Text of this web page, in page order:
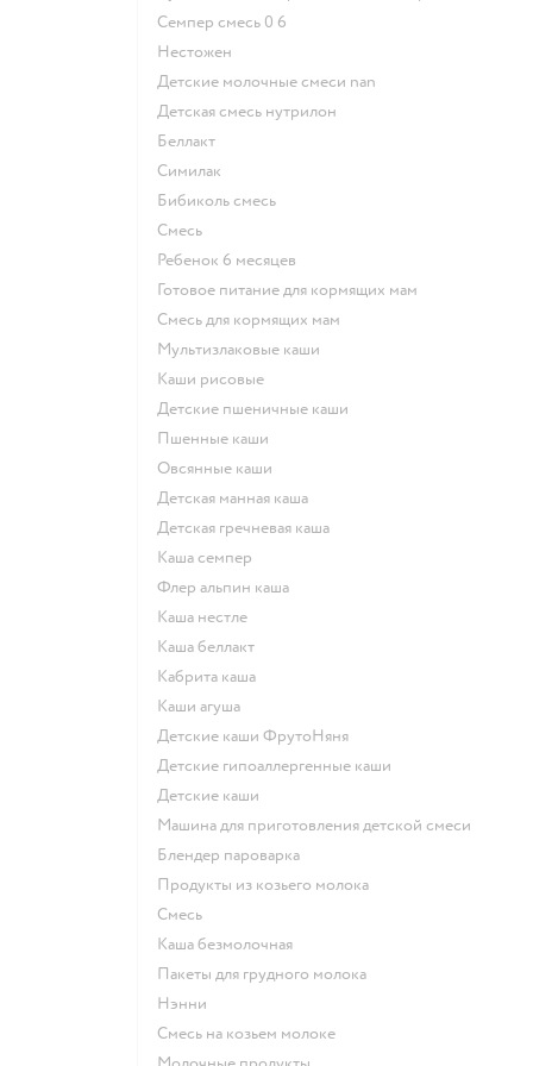
семпер смесь 0 6
нестожен
Детские молочные смеси nan
детская смесь нутрилон
беллакт
симилак
бибиколь смесь
смесь
ребенок 6 месяцев
готовое питание для кормящих мам
смесь для кормящих мам
Мультизлаковые каши
Каши рисовые
Детские пшеничные каши
Пшенные каши
овсянные каши
детская манная каша
детская гречневая каша
каша семпер
флер альпин каша
каша нестле
каша беллакт
кабрита каша
каши агуша
Детские каши ФрутоНяня
Детские гипоаллергенные каши
детские каши
машина для приготовления детской смеси
блендер пароварка
продукты из козьего молока
смесь
каша безмолочная
пакеты для грудного молока
нэнни
смесь на козьем молоке